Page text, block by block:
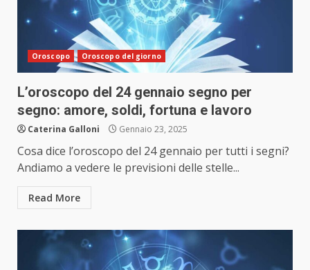
Oroscopo Oroscopo del giorno
L’oroscopo del 24 gennaio segno per
segno: amore, soldi, fortuna e lavoro
Caterina Galloni Gennaio 23, 2025
Cosa dice l’oroscopo del 24 gennaio per tutti i segni?
Andiamo a vedere le previsioni delle stelle...
Read More